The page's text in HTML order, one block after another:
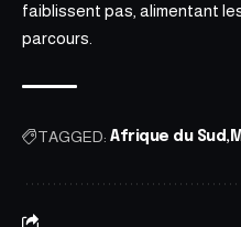
faiblissent pas, alimentant
parcours.
TAGGED: Afrique du Sud